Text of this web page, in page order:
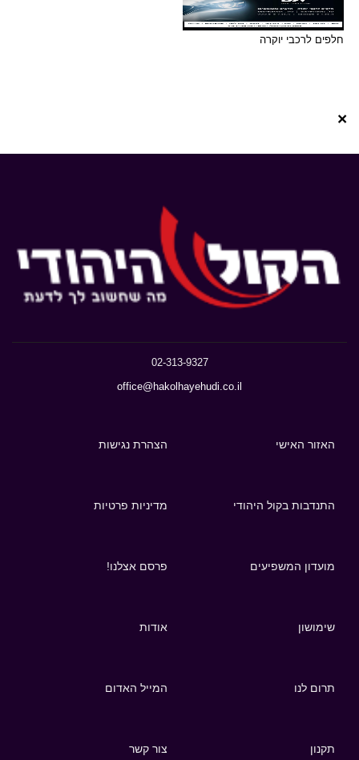
חלפים לרכבי יוקרה
×
02-313-9327
office@hakolhayehudi.co.il
האזור האישי הצהרת נגישות
התנדבות בקול היהודי מדיניות פרטיות
מועדון המשפיעים פרסם אצלנו!
שימושון אודות
תרום לנו המייל האדום
תקנון צור קשר